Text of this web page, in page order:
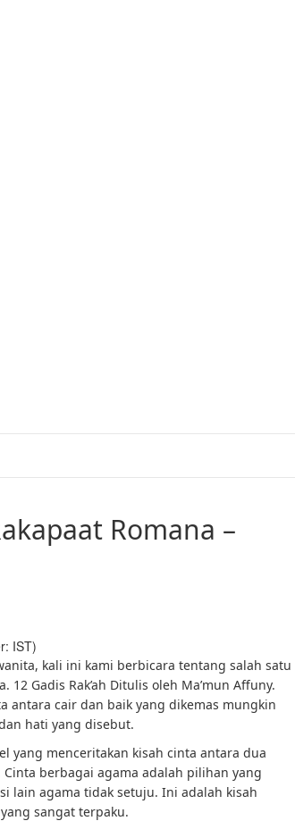
Romana –
IST)
kali ini kami berbicara tentang salah satu
Gadis Rak’ah Ditulis oleh Ma’mun Affuny.
antara cair dan baik yang dikemas mungkin
hati yang disebut.
yang menceritakan kisah cinta antara dua
berbagai agama adalah pilihan yang
lain agama tidak setuju. Ini adalah kisah
sangat terpaku.